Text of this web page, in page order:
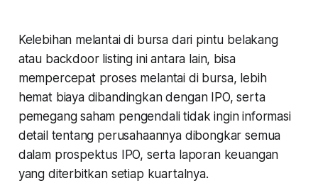
Kelebihan melantai di bursa dari pintu belakang
atau backdoor listing ini antara lain, bisa
mempercepat proses melantai di bursa, lebih
hemat biaya dibandingkan dengan IPO, serta
pemegang saham pengendali tidak ingin informasi
detail tentang perusahaannya dibongkar semua
dalam prospektus IPO, serta laporan keuangan
yang diterbitkan setiap kuartalnya.